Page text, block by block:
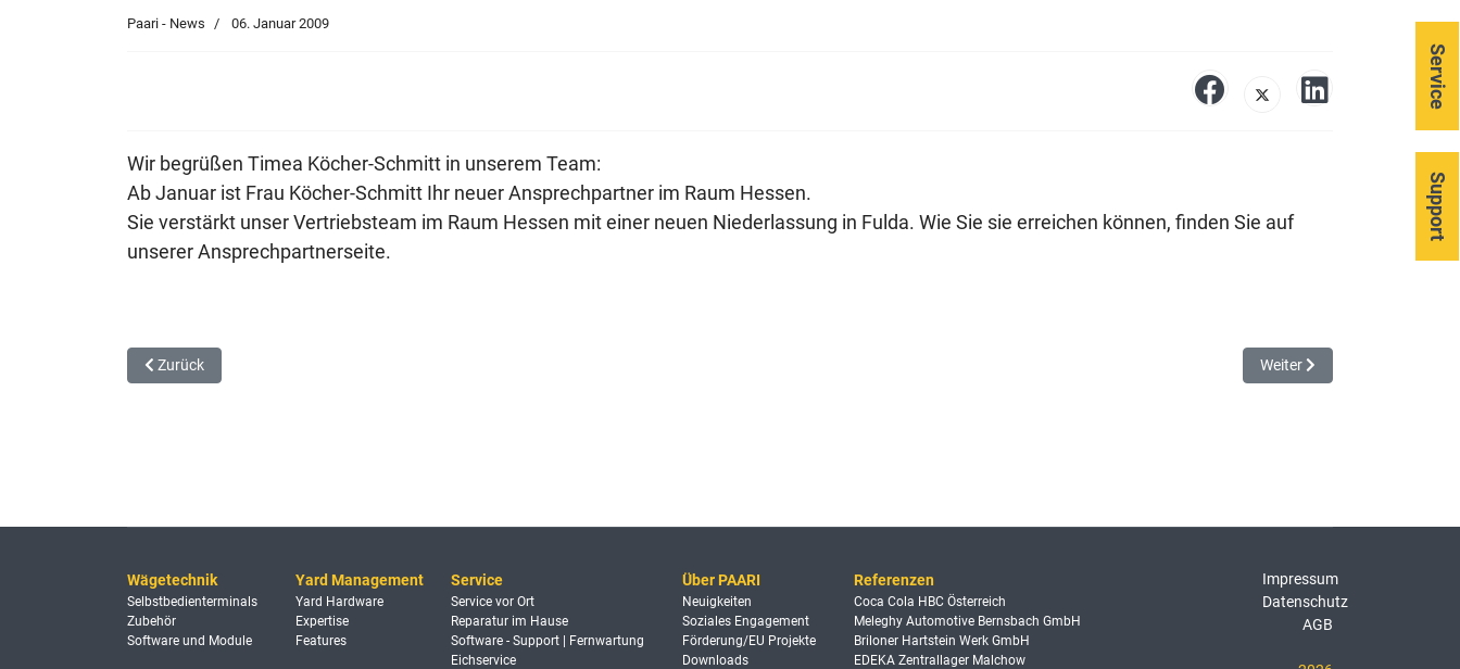
Paari - News 06. Januar 2009
Wir begrüßen Timea Köcher-Schmitt in unserem Team:
Ab Januar ist Frau Köcher-Schmitt Ihr neuer Ansprechpartner im Raum Hessen.
Sie verstärkt unser Vertriebsteam im Raum Hessen mit einer neuen Niederlassung in Fulda. Wie Sie sie erreichen können, finden Sie auf
unserer Ansprechpartnerseite.
Vorheriger Beitrag: Innovationspreis-IT 2009
Zurück Nächster Beitrag:
Weiter
Wägetechnik
Selbstbedienterminals
Zubehör
Software und Module
Yard Management
Yard Hardware
Expertise
Features
Service
Service vor Ort
Reparatur im Hause
Software - Support | Fernwartung
Eichservice
Über PAARI
Neuigkeiten
Soziales Engagement
Förderung/EU Projekte
Downloads
Referenzen
Coca Cola HBC Österreich
Meleghy Automotive Bernsbach GmbH
Briloner Hartstein Werk GmbH
EDEKA Zentrallager Malchow
Impressum
Datenschutz
AGB
Service
Support